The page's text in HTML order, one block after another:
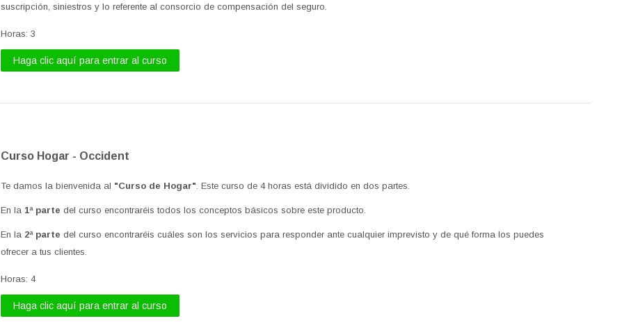
suscripción, siniestros y lo referente al consorcio de compensación del seguro.
Horas:3
Haga clic aquí para entrar al curso
Curso Hogar - Occident
Te damos la bienvenida al "Curso de Hogar" . Este curso de 4 horas está dividido en dos partes.
En la 1ª parte del curso encontraréis todos los conceptos básicos sobre este producto.
En la 2ª parte del curso encontraréis cuáles son los servicios para responder ante cualquier imprevisto y de qué forma los puedes
ofrecer a tus clientes.
Horas:4
Haga clic aquí para entrar al curso